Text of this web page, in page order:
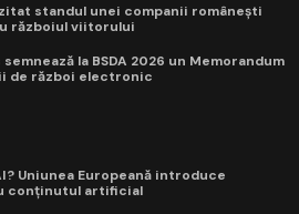
standul unei companii românești
războiul viitorului
semnează la BSDA 2026 un Memorandum
de război electronic
Uniunea Europeană introduce
conținutul artificial